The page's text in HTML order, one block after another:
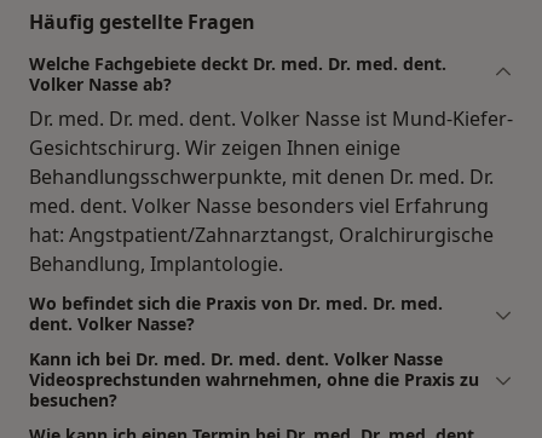
Häufig gestellte Fragen
Welche Fachgebiete deckt Dr. med. Dr. med. dent.
Volker Nasse ab?
Dr. med. Dr. med. dent. Volker Nasse ist Mund-Kiefer-
Gesichtschirurg. Wir zeigen Ihnen einige
Behandlungsschwerpunkte, mit denen Dr. med. Dr.
med. dent. Volker Nasse besonders viel Erfahrung
hat: Angstpatient/Zahnarztangst, Oralchirurgische
Behandlung, Implantologie.
Wo befindet sich die Praxis von Dr. med. Dr. med.
dent. Volker Nasse?
Kann ich bei Dr. med. Dr. med. dent. Volker Nasse
Videosprechstunden wahrnehmen, ohne die Praxis zu
besuchen?